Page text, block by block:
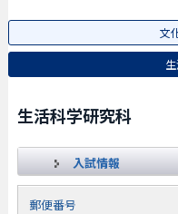
文
生活科学研究科
入試情報
郵便番号